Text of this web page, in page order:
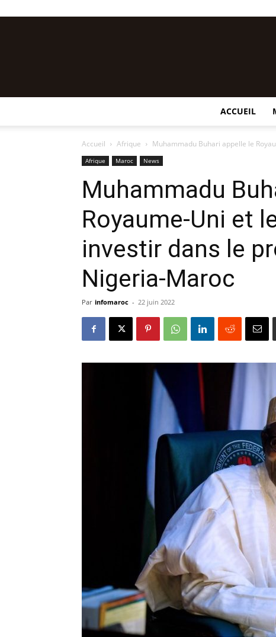
ACCUEIL
Accueil Afrique Muhammadu Buhari appelle le
Afrique Maroc News
Muhammadu
Royaume-Uni et
investir dans le
Nigeria-Maroc
Par infomaroc - 22 juin 2022